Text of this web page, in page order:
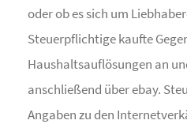
oder ob es sich um
Steuerpflichtige kaufte
Haushaltsauflösungen an
anschließend über ebay.
Angaben zu den